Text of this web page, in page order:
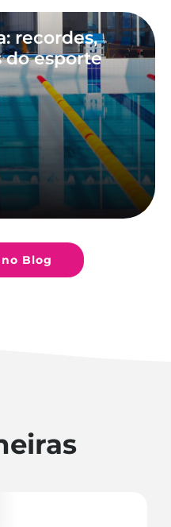
recordes,
do esporte
Blog